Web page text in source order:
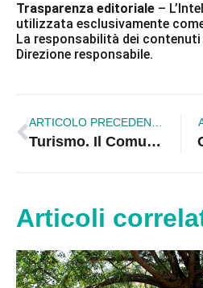
Trasparenza editoriale –
utilizzata esclusivamente
La responsabilità dei contenuti
Direzione responsabile.
ARTICOLO PRECEDENTE
Turismo. Il Comune seleziona proposte per la promozione di Corigliano-Rossano
Articoli